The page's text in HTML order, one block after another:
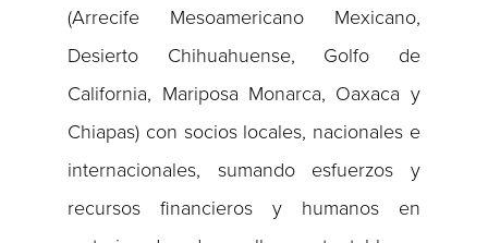
(Arrecife Mesoamericano Mexicano,
Desierto Chihuahuense, Golfo de
California, Mariposa Monarca, Oaxaca y
Chiapas) con socios locales, nacionales e
internacionales, sumando esfuerzos y
recursos financieros y humanos en